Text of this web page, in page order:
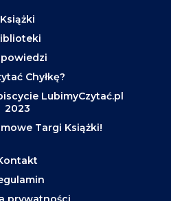
Książki
Chyłkę?
LubimyCzytać.pl
2023
Targi Książki!